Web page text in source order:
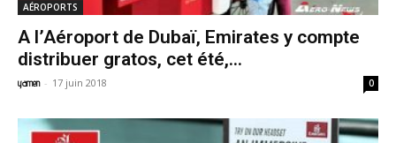
AÉROPORTS
A l’Aéroport de Dubaï, Emirates y compte
distribuer gratos, cet été,...
yamen - 17 juin 2018 0